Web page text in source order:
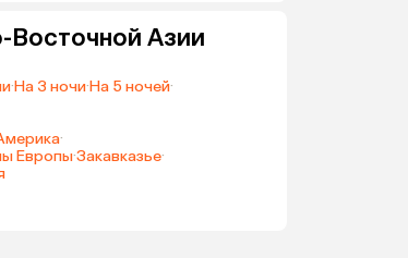
Восточной Азии
·На 3 ночи·На 5 ночей·
·
Европы·Закавказье·